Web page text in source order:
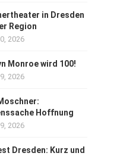
in Dresden
Region
2026
Monroe wird 100!
2026
Hoffnung
2026
Dresden: Kurz und